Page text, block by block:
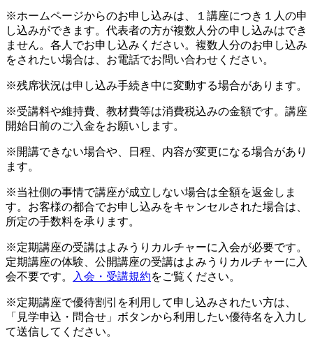
※ホームページからのお申し込みは、１講座につき１人の申
し込みができます。代表者の方が複数人分の申し込みはでき
ません。各人でお申し込みください。複数人分のお申し込み
をされたい場合は、お電話でお問い合わせください。
※残席状況は申し込み手続き中に変動する場合があります。
※受講料や維持費、教材費等は消費税込みの金額です。講座
開始日前のご入金をお願いします。
※開講できない場合や、日程、内容が変更になる場合があり
ます。
※当社側の事情で講座が成立しない場合は全額を返金しま
す。お客様の都合でお申し込みをキャンセルされた場合は、
所定の手数料を承ります。
※定期講座の受講はよみうりカルチャーに入会が必要です。
定期講座の体験、公開講座の受講はよみうりカルチャーに入
会不要です。
入会・受講規約をご覧ください。
※定期講座で優待割引を利用して申し込みされたい方は、
「見学申込・問合せ」ボタンから利用したい優待名を入力し
て送信してください。